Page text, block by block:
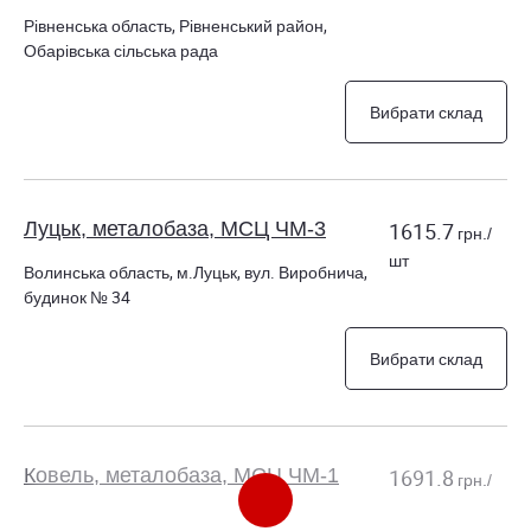
Рівненська область, Рівненський район,
Обарівська сільська рада
Вибрати склад
Луцьк, металобаза, МСЦ ЧМ-3
Волинська область, м.Луцьк, вул. Виробнича,
будинок № 34
1615.7 грн./
шт
Вибрати склад
Ковель, металобаза, МСЦ ЧМ-1
Волинська область, Ковельський район,
1691.8 грн./